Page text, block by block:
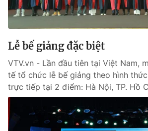
® Cấm sao chép dưới mọi hình thức nếu
thuận bằng văn bản. Ghi rõ nguồn VTV.vn
thông tin từ website này.
Lễ bế giảng đặc biệt
VTV.vn - Lần đầu tiên tại Việt Nam,
tế tổ chức lễ bế giảng theo hình
trực tiếp tại 2 điểm: Hà Nội, TP. Hồ